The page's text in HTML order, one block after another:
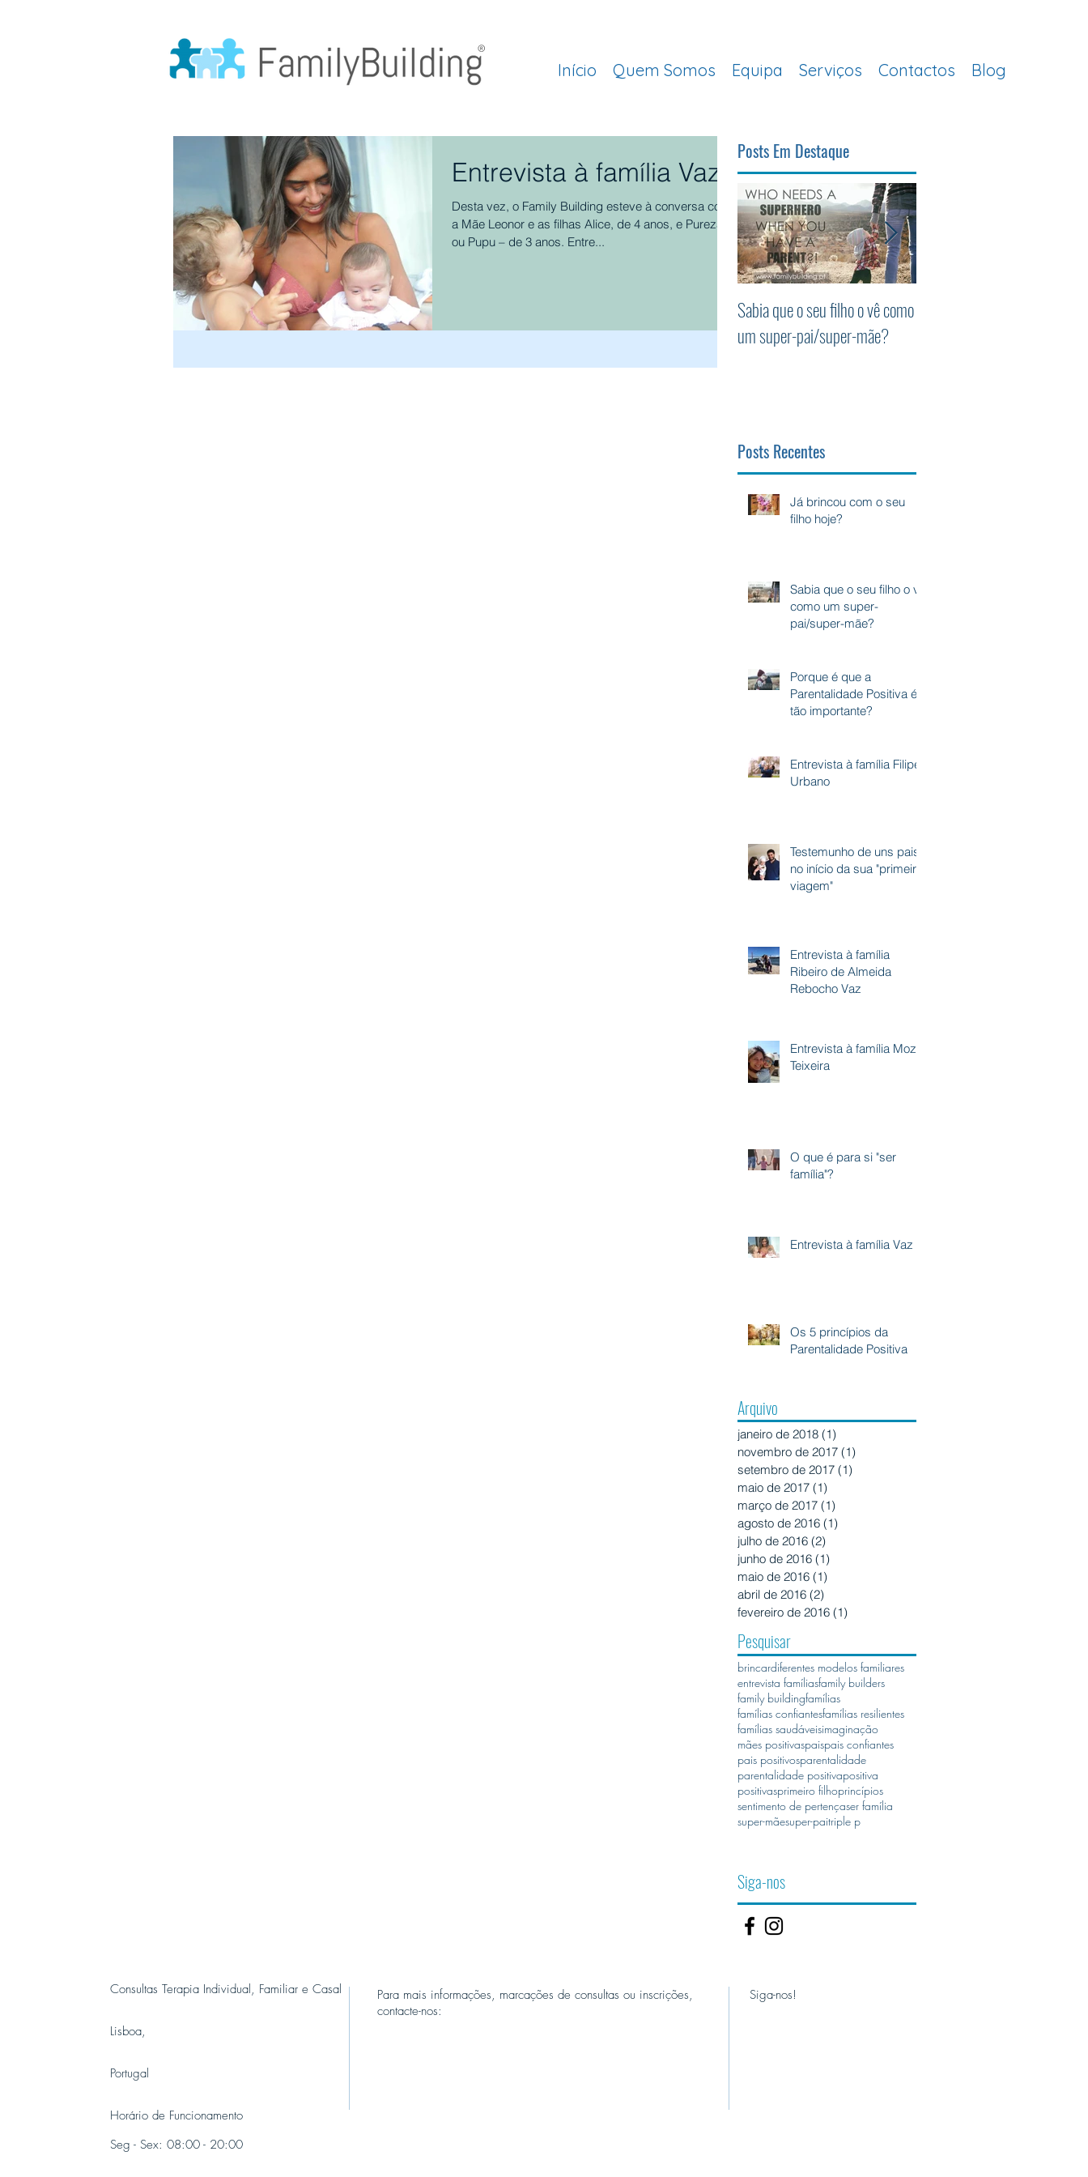
Início Quem Somos Equipa Serviços Contactos Blog
Entrevista à família Vaz
Desta vez, o Family Building esteve à conversa com
a Mãe Leonor e as filhas Alice, de 4 anos, e Pureza –
ou Pupu – de 3 anos. Entre...
Posts Em Destaque
Sabia que o seu filho o vê como
um super-pai/super-mãe?
Posts Recentes
Já brincou com o seu
filho hoje?
Sabia que o seu filho o vê
como um super-
pai/super-mãe?
Porque é que a
Parentalidade Positiva é
tão importante?
Entrevista à família Filipe
Urbano
Testemunho de uns pais
no início da sua "primeira
viagem"
Entrevista à família
Ribeiro de Almeida
Rebocho Vaz
Entrevista à família Moz
Teixeira
O que é para si "ser
família"?
Entrevista à família Vaz
Os 5 princípios da
Parentalidade Positiva
Arquivo
janeiro de 2018 (1)
novembro de 2017 (1)
setembro de 2017 (1)
maio de 2017 (1)
março de 2017 (1)
agosto de 2016 (1)
julho de 2016 (2)
junho de 2016 (1)
maio de 2016 (1)
abril de 2016 (2)
fevereiro de 2016 (1)
Pesquisar
brincardiferentes modelos familiares
entrevista famíliasfamily builders
family buildingfamílias
famílias confiantesfamílias resilientes
famílias saudáveisimaginação
mães positivaspaispais confiantes
pais positivosparentalidade
parentalidade positivapositiva
positivasprimeiro filhoprincípios
sentimento de pertençaser família
super-mãesuper-paitriple p
Siga-nos
Consultas Terapia Individual, Familiar e Casal
Lisboa,
Portugal
Horário de Funcionamento
Seg - Sex: 08:00 - 20:00
Para mais informações, marcações de consultas ou inscrições,
contacte-nos:
Siga-nos!